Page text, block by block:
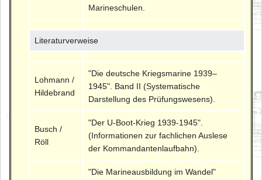
Marineschulen.
Literaturverweise
Lohmann /
Hildebrand
"Die deutsche Kriegsmarine 1939–
1945". Band II (Systematische
Darstellung des Prüfungswesens).
Busch /
Röll
"Der U-Boot-Krieg 1939-1945".
(Informationen zur fachlichen Auslese
der Kommandantenlaufbahn).
"Die Marineausbildung im Wandel"